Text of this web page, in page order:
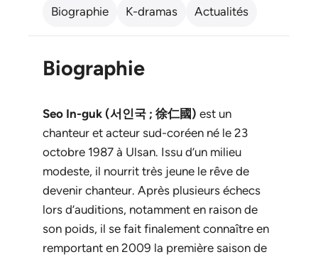
Biographie K-dramas Actualités
Biographie
Seo In-guk (서인국 ; 徐仁國) est un
chanteur et acteur sud-coréen né le 23
octobre 1987 à Ulsan. Issu d’un milieu
modeste, il nourrit très jeune le rêve de
devenir chanteur. Après plusieurs échecs
lors d’auditions, notamment en raison de
son poids, il se fait finalement connaître en
remportant en 2009 la première saison de